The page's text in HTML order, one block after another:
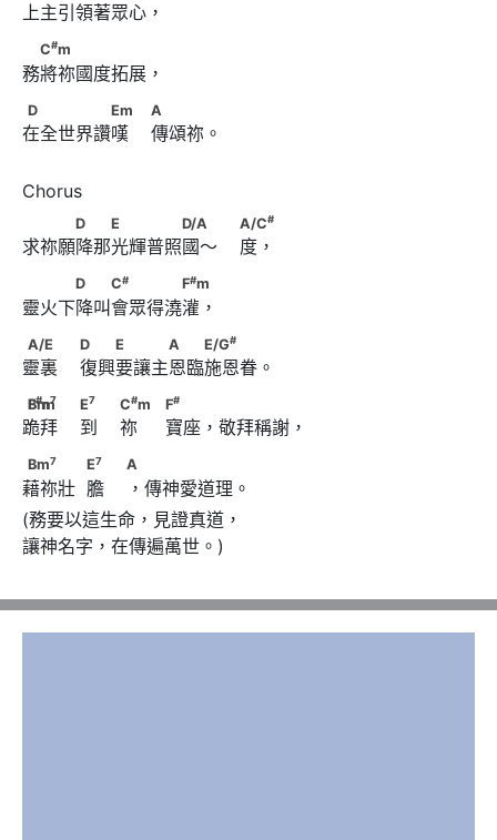
上主引領著眾心，
C#m
C#m
務將祢國度拓展，
D　　　　　Em　                        A
D Em A
在全世界讚嘆    傳頌祢。
D　　E　　　　D/A　                         A/C
D E D/A A/C#
求祢願降那光輝普照國～    度，
D　　C
F
D C# F#m
靈火下降叫會眾得澆灌，
A/E　　                        D　　E　　　A　　E/G
A/E D E A E/G#
靈裏    復興要讓主恩臨施恩眷。
F#mBm7 E
C#m　                              F
F#m
Bm7 E7 C#m F#
跪拜    到    祢     寶座，敬拜稱謝，
Bm7 E
Bm7 E7 A
藉祢壯  膽    ，傳神愛道理。
(務要以這生命，見證真道，
讓神名字，在傳遍萬世。)